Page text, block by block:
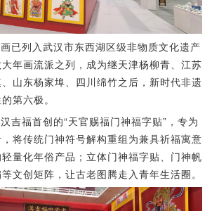
已列入武汉市东西湖区级非物质文化遗产
年画流派之列，成为继天津杨柳青、江苏
山东杨家埠、四川绵竹之后，新时代非遗
第六极。
吉福首创的“天官赐福门神福字贴”，专为
将传统门神符号解构重组为兼具祈福寓意
量化年俗产品；立体门神福字贴、门神帆
文创矩阵，让古老图腾走入青年生活圈。